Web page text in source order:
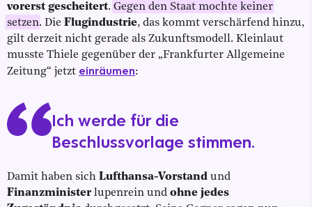
vorerst gescheitert. Gegen den Staat mochte keiner
setzen. Die Flugindustrie, das kommt verschärfend hinzu,
gilt derzeit nicht gerade als Zukunftsmodell. Kleinlaut
musste Thiele gegenüber der „Frankfurter Allgemeine
Zeitung“ jetzt einräumen:
Ich werde für die
Beschlussvorlage stimmen.
Damit haben sich Lufthansa-Vorstand und
Finanzministerlupenrein und ohne jedes